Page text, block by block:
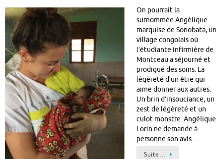
On pourrait la
surnommée Angélique
marquise de Sonobata, un
village congolais où
l’étudiante infirmière de
Montceau a séjourné et
prodigué des soins. La
légèreté d’un être qui
aime donner aux autres.
Un brin d’insouciance, un
zest de légèreté et un
culot monstre. Angélique
Lorin ne demande à
personne son avis…
Suite…